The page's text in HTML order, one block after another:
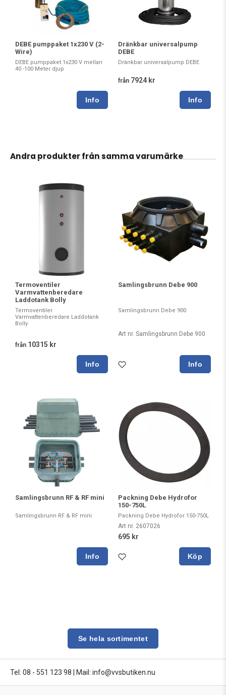
DEBE pumppaket 1x230 V (2-
Wire)
DEBE pumppaket 1x230 V mellan
40 -100 Meter djup
Dränkbar universalpump
DEBE
Dränkbar universalpump DEBE
från 7924 kr
Andra produkter från samma varumärke
Termoventiler
Varmvattenberedare
Laddotank Bolly
Termoventiler
Varmvattenberedare Laddotank
Bolly
från 10315 kr
Samlingsbrunn Debe 900
Samlingsbrunn Debe 900
Art nr. Samlingsbrunn Debe 900
Samlingsbrunn RF & RF mini
Samlingsbrunn RF & RF mini
Packning Debe Hydrofor
150-750L
Packning Debe Hydrofor 150-750L
Art nr. 2607026
695 kr
Köp
Se hela sortimentet
Tel: 08 - 551 123 98 Mail: info@vvsbutiken.nu